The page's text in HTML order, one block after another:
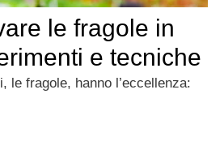
le fragole in
e tecniche
le fragole, hanno l’eccellenza: